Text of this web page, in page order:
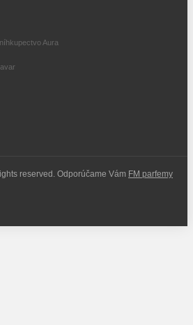
Aura
reserved. Odporúčame Vám FM parfemy